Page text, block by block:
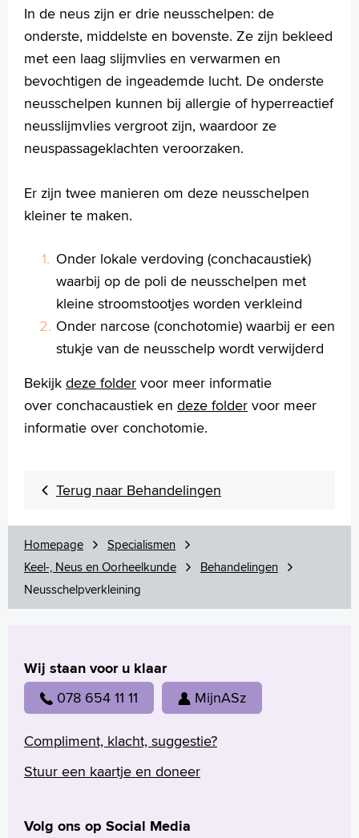
Injectie in het middenoor bij plotseling gehoorverlies
Injectie in het middenoor met corticosteroïden bij
duizeligheid
Keelamandelen verwijderen
Middenoorinspectie en ketenreconstructie (operatie aan de
gehoorbeentjes)
Nazorg na een behandeling met plaatselijke verdoving
door de KNO-arts
Neusbijholteoperatie
Neusvleugeloperatie
Oefeningen bij duizeligheid: Brandt Daroff
Oorschelpcorrectie
Operatie aan een halscyste
Poliepextractie
Sanerende ooroperaties
Stembandoperatie
Stijgbeugel operatie (stapedotomie)
Traanwegoperatie of dacryocystorhinostomie (DCR)
Verwijderen van huidtumoren in het gezicht
Verwijden van de gehoorgang onder lokale verdoving
Uw dossier inzien?
Homepage
Specialismen
Werken en leren
Contact
In de neus zijn er drie neusschelpen: de
onderste, middelste en bovenste. Ze zijn bekleed
met een laag slijmvlies en verwarmen en
bevochtigen de ingeademde lucht. De onderste
neusschelpen kunnen bij allergie of hyperreactief
neusslijmvlies vergroot zijn, waardoor ze
neuspassageklachten veroorzaken.
Er zijn twee manieren om deze neusschelpen
kleiner te maken.
Onder lokale verdoving (conchacaustiek)
waarbij op de poli de neusschelpen met
kleine stroomstootjes worden verkleind
Onder narcose (conchotomie) waarbij er een
stukje van de neusschelp wordt verwijderd
Bekijk deze folder voor meer informatie
over conchacaustiek en deze folder voor meer
informatie over conchotomie.
Terug naar Behandelingen
Homepage
Specialismen
Keel-, Neus en Oorheelkunde
Behandelingen
Neusschelpverkleining
Wij staan voor u klaar
078 654 11 11 MijnASz
Compliment, klacht, suggestie?
Stuur een kaartje en doneer
Volg ons op Social Media